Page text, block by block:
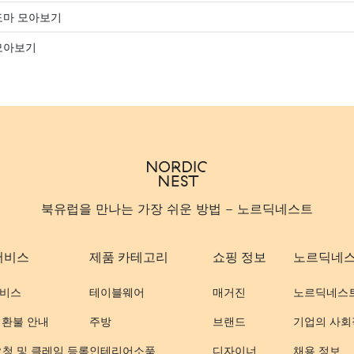
모아보기
보기
북유럽을 만나는 가장 쉬운 방법 - 노르딕네스트
비스
스
불 안내
및 클레임 등록
제품 카테고리
테이블웨어
주방
인테리어소품
쇼핑 정보
매거진
브랜드
디자이너
노르딕네
노르딕네스
기업의 사회
채용 정보